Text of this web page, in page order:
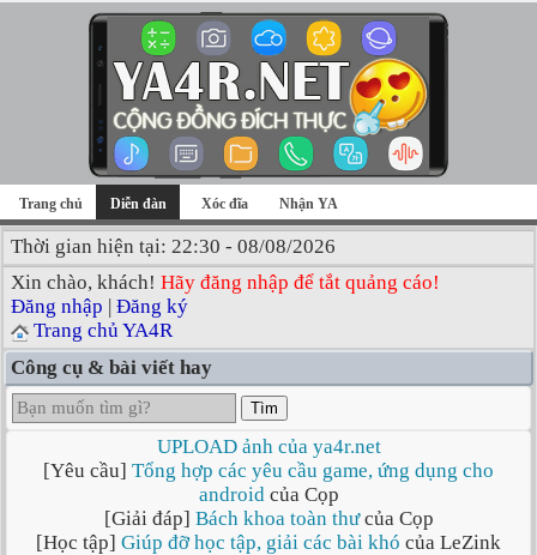
Trang chủ Diễn đàn Xóc đĩa Nhận YA
Thời gian hiện tại: 22:30 - 08/08/2026
Xin chào, khách! Hãy đăng nhập để tắt quảng cáo!
Đăng nhập | Đăng ký
Trang chủ YA4R
Công cụ & bài viết hay
Tìm
UPLOAD ảnh của ya4r.net
[Yêu cầu] Tổng hợp các yêu cầu game, ứng dụng cho
androidcủa Cọp
[Giải đáp] Bách khoa toàn thưcủa Cọp
[Học tập] Giúp đỡ học tập, giải các bài khó của LeZink